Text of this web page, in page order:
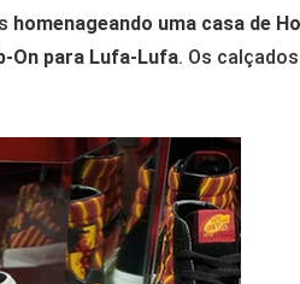
homenageando uma casa de
On para Lufa-Lufa. Os